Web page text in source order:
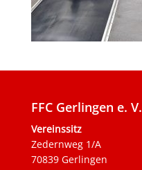
FFC Gerlingen e. V.
Vereinssitz
Zedernweg 1/A
70839 Gerlingen